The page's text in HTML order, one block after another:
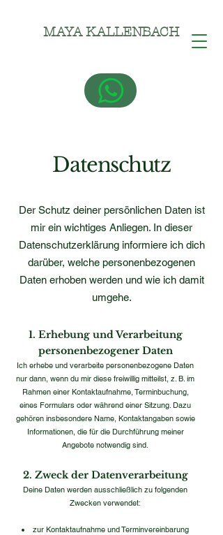
MAYA KALLENBACH
Datenschutz
Der Schutz deiner persönlichen Daten ist
mir ein wichtiges Anliegen. In dieser
Datenschutzerklärung informiere ich dich
darüber, welche personenbezogenen
Daten erhoben werden und wie ich damit
umgehe.
1. Erhebung und Verarbeitung
personenbezogener Daten
Ich erhebe und verarbeite personenbezogene Daten
nur dann, wenn du mir diese freiwillig mitteilst, z. B. im
Rahmen einer Kontaktaufnahme, Terminbuchung,
eines Formulars oder während einer Sitzung. Dazu
gehören insbesondere Name, Kontaktangaben sowie
Informationen, die für die Durchführung meiner
Angebote notwendig sind.​
2. Zweck der Datenverarbeitung
Deine Daten werden ausschließlich zu folgenden
Zwecken verwendet:
zur Kontaktaufnahme und Terminvereinbarung